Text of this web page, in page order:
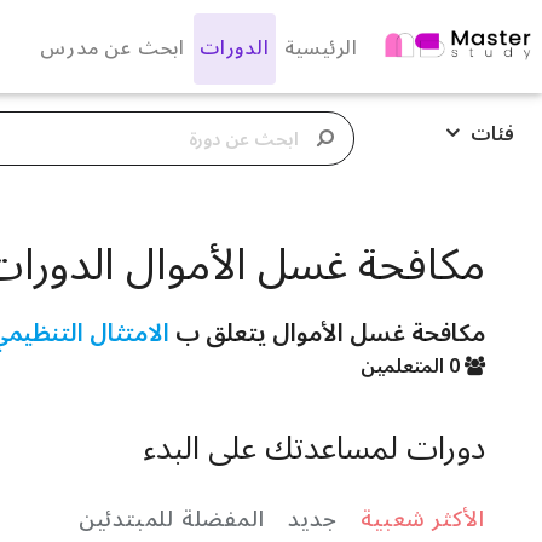
الرئيسية الدورات ابحث عن مدرس
فئات
مكافحة غسل الأموال
مكافحة غسل الأموال يتعلق بالامتثال
دورات لمساعدتك على البدء
الأكثر شعبية جديد المفضلة للمبتدئين